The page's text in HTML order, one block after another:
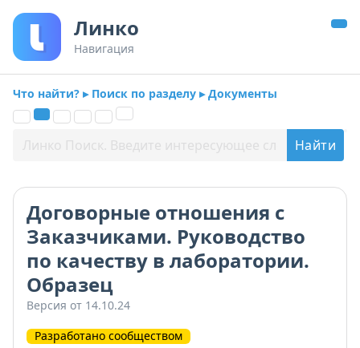
Линко
Навигация
Что найти? ▸ Поиск по разделу ▸ Документы
Договорные отношения с
Заказчиками. Руководство
по качеству в лаборатории.
Образец
Версия от 14.10.24
Разработано сообществом